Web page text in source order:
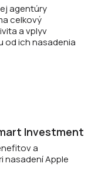
agentúry
celkový
a vplyv
od ich nasadenia
Investment
a
nasadení Apple